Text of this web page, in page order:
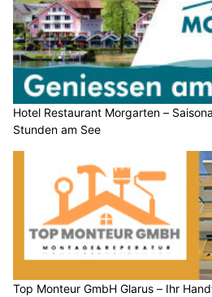
Hotel Restaurant Morgarten –
Stunden am See
Top Monteur GmbH Glarus – Ihr